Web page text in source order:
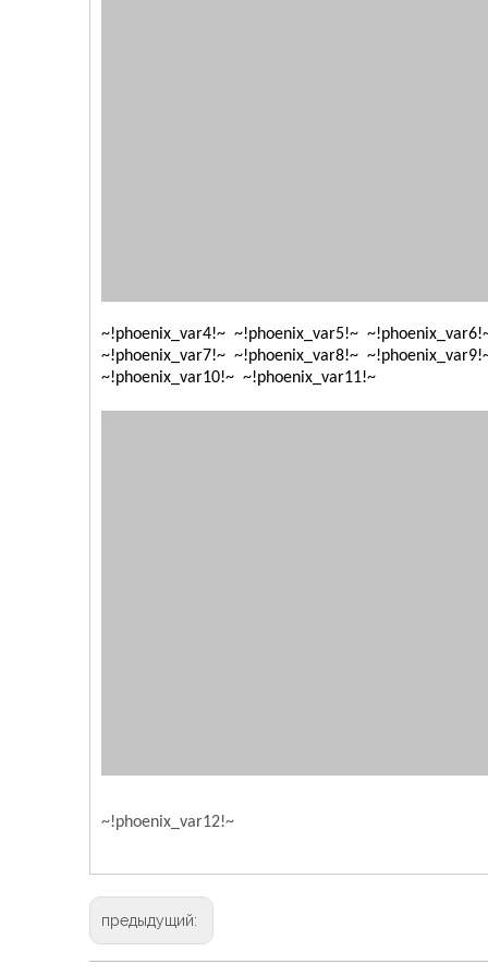
~!phoenix_var4!~ ~!phoenix_var5!~
~!phoenix_var7!~ ~!phoenix_var8!~
~!phoenix_var10!~ ~!phoenix_var11!~
~!phoenix_var12!~
предыдущий: